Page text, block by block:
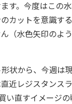
す。今度はこの
カットを意識す
（水色矢印のよ
状から、今週は
近レジスタンス
い直すイメージ